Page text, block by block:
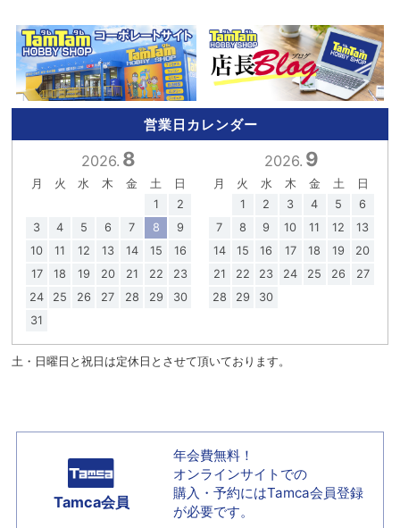
営業日カレンダー
2026. 8
月 火 水 木 金 土
日
1
2
3
4 5 6 7 8
9
10
11 12 13 14 15
16
17
18 19 20 21 22
23
24
25 26 27 28 29
30
31
2026. 9
月 火 水 木 金 土
日
1
2 3 4 5
6
7
8 9 10 11 12
13
14
15 16 17 18 19
20
21
22 23 24 25 26
27
28
29 30
土・日曜日と祝日は定休日とさせて頂いております。
Tamca会員
年会費無料！
オンラインサイトでの
購入・予約にはTamca会員登録
が必要です。